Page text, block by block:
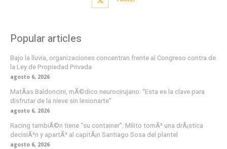
Popular articles
Bajo la lluvia, organizaciones concentran frente al Congreso contra de
la Ley de Propiedad Privada
agosto 6, 2026
MatÃ­as Baldoncini, mÃ©dico neurocirujano: “Esta es la clave para
disfrutar de la nieve sin lesionarte”
agosto 6, 2026
Racing tambiÃ©n tiene “su container”: Milito tomÃ³ una drÃ¡stica
decisiÃ³n y apartÃ³ al capitÃ¡n Santiago Sosa del plantel
agosto 6, 2026